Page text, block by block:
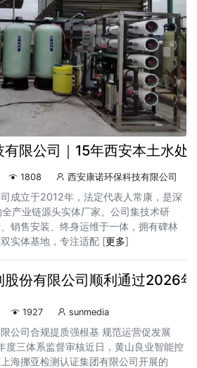
限公司｜15年西安本土水处
 1808  西安康诺环保科技有限公司
成立于2012年，法定代表人常康，是深
产业链源头实体厂家。公司集技术研
销售安装、终身运维于一体，拥有碑林
实体基地，专注适配 [更多]
股份有限公司顺利通过2026
 1927  sunmedia
公司合规提质强根基 规范运营促发展
三体系监督审核近日，黄山良业智能控
海挪亚检测认证集团有限公司开展的